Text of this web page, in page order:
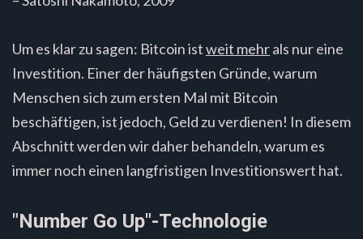
Um es klar zu sagen: Bitcoin istweit mehrals nur eine
Investition. Einer der häufigsten Gründe, warum
Menschen sich zum ersten Mal mit Bitcoin
beschäftigen, ist jedoch, Geld zu verdienen! In diesem
Abschnitt werden wir daher behandeln, warum es
immer noch einen langfristigen Investitionswert hat.
"Number Go Up"-Technologie